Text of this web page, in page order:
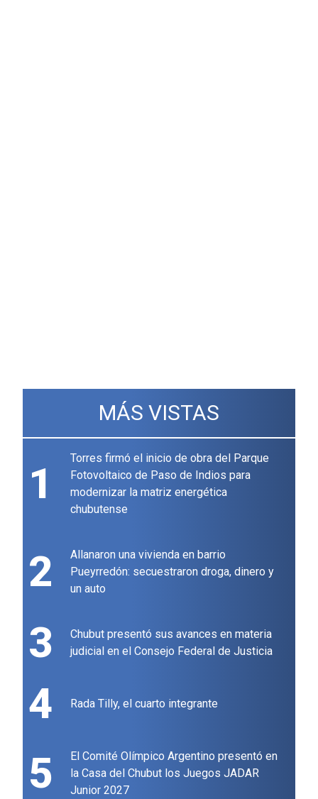
MÁS VISTAS
1
Torres firmó el inicio de obra del Parque
Fotovoltaico de Paso de Indios para
modernizar la matriz energética
chubutense
2
Allanaron una vivienda en barrio
Pueyrredón: secuestraron droga, dinero y
un auto
3
Chubut presentó sus avances en materia
judicial en el Consejo Federal de Justicia
4 Rada Tilly, el cuarto integrante
5
El Comité Olímpico Argentino presentó en
la Casa del Chubut los Juegos JADAR
Junior 2027